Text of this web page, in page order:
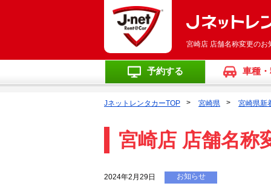
宮崎店 店舗名称変更の
予約する 車種
JネットレンタカーTOP 宮崎県 宮崎県新
宮崎店 店舗名称
2024年2月29日 お知らせ